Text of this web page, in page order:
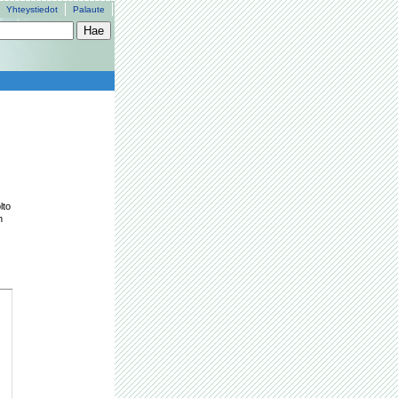
Yhteystiedot Palaute